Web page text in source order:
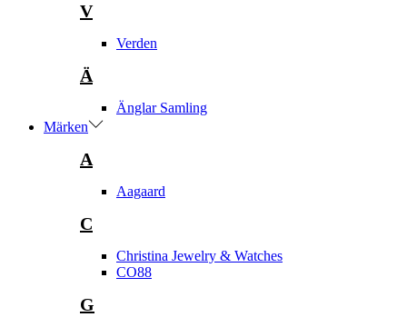
V
Verden
Ä
Änglar Samling
Märken
A
Aagaard
C
Christina Jewelry & Watches
CO88
G